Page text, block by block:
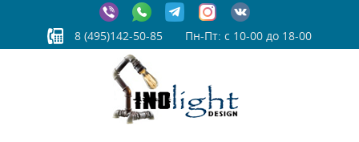
8 (495)142-50-85 Пн-Пт: с 10-00 до 18-00